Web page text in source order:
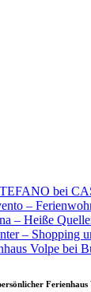
bei
–
– Heiße
– Shopping
Volpe bei